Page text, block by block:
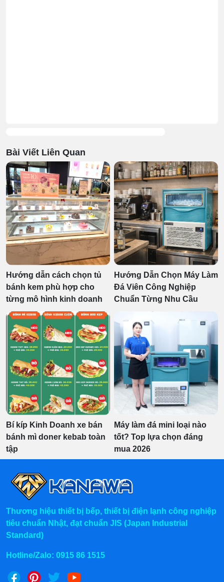
Bài Viết Liên Quan
Hướng dẫn cách chọn tủ
bánh kem phù hợp cho
từng mô hình kinh doanh
Hướng Dẫn Chọn Máy Làm
Đá Viên Công Nghiệp
Chuẩn Từng Nhu Cầu
Bí kíp Kinh Doanh xe bán
bánh mì doner kebab toàn
tập
Máy làm đá mini loại nào
tốt? Top lựa chọn đáng
mua 2026
Thương hiệu thiết bị bếp, thiết bị điện lạnh công nghiệp
tiêu chuẩn Nhật, đạt chuẩn JIS (Japan Industrial
Standard)
Hotline/Zalo: 0915 86 1515